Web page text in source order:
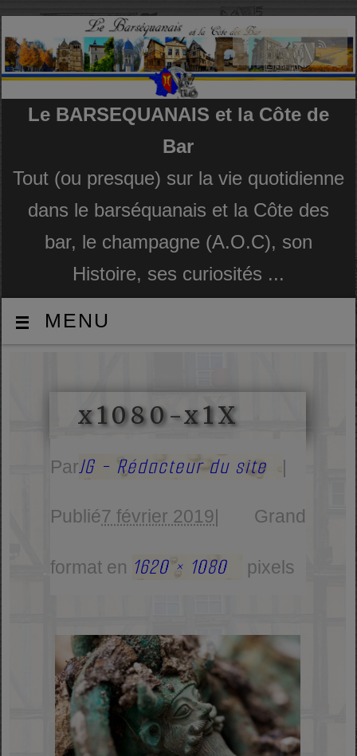
Le BARSEQUANAIS et la Côte de
Bar
Tout (ou presque) sur la vie quotidienne
dans le barséquanais et la Côte des
bar, le champagne (A.O.C), son
Histoire, ses curiosités ...
MENU
x1080-x1X
ParJG - Rédacteur du site
Publié7 février 2019 Grand
format en 1620 × 1080 pixels